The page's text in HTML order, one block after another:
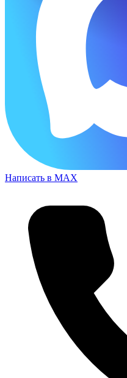
Написать в MAX